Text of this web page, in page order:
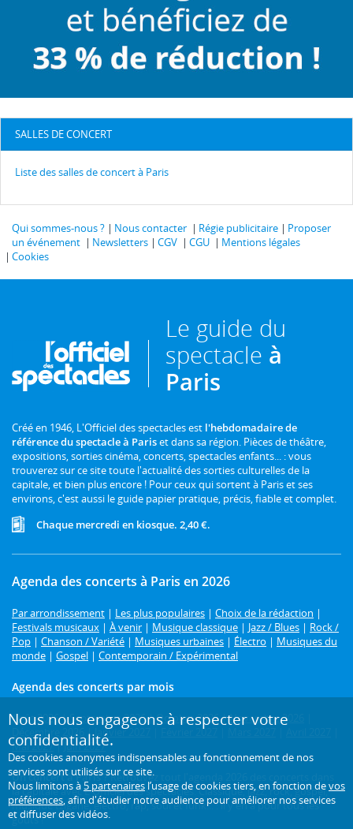
SALLES DE CONCERT
Liste des salles de concert à Paris
Qui sommes-nous ? Nous contacter Régie publicitaire
Proposer
un événement
Newsletters CGV CGU
Mentions légales
Cookies
Le guide du
spectacle à
Paris
Créé en 1946, L'Officiel des spectacles est l'hebdomadaire de
référence du spectacle à Pariset dans sa région. Pièces de théâtre,
expositions, sorties cinéma, concerts, spectacles enfants... : vous
trouverez sur ce site toute l'actualité des sorties culturelles de la
capitale, et bien plus encore ! Pour ceux qui sortent à Paris et ses
environs, c'est aussi le guide papier pratique, précis, fiable et complet.
Chaque mercredi en kiosque. 2,40 €.
Agenda des concerts à Paris en 2026
Par arrondissement | Les plus populaires | Choix de la rédaction |
Festivals musicaux | À venir | Musique classique | Jazz / Blues | Rock /
Pop | Chanson / Variété | Musiques urbaines | Électro | Musiques du
monde | Gospel | Contemporain / Expérimental
Agenda des concerts par mois
Août 2026| Septembre 2026|Octobre 2026|Novembre 2026
Décembre 2026
| Janvier 2027 Février 2027
Mai 2027| Juin 2027
Un concert à Paris ?Retrouvez tout l'agenda 2026 des concerts dans
la capitale avec L'Officiel des spectacles. Classique, jazz, rock, gospel,
musique tzigane, électro, rap, soul et funk... : il y en a pour tous les
goûts !
Nous nous engageons à respecter votre
confidentialité.
Des cookies anonymes indispensables au fonctionnement de nos
services sont utilisés sur ce site.
Nous limitons à 5 partenaires l’usage de cookies tiers, en fonction devos
préférences, afin d'étudier notre audience pour améliorer nos services
et diffuser des vidéos.